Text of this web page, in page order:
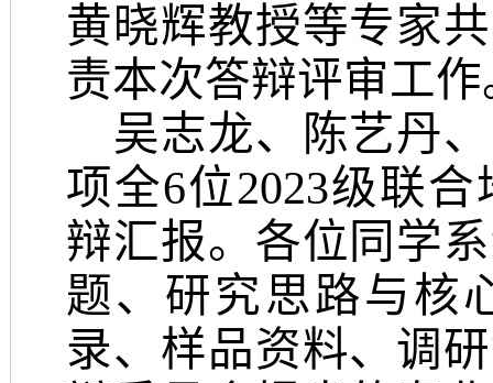
黄晓辉教授等专家
责本次答辩评审工作
吴志龙、陈艺丹
项全6位2023级联
辩汇报。各位同学
题、研究思路与核
录、样品资料、调